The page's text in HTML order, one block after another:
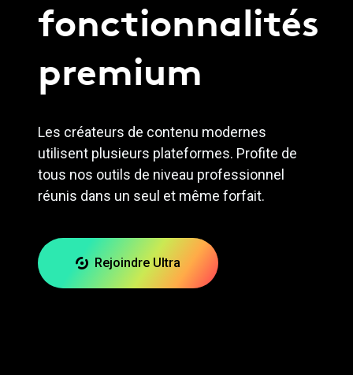
fonctionnalités
premium
Les créateurs de contenu modernes
utilisent plusieurs plateformes. Profite de
tous nos outils de niveau professionnel
réunis dans un seul et même forfait.
Rejoindre Ultra